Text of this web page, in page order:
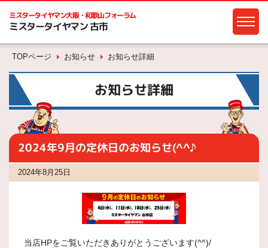
ミスタータイヤマン大阪・和歌山フォーラム
ミスタータイヤマン 古市
TOPページ お知らせ お知らせ詳細
お知らせ詳細
2024年9月の定休日のお知らせ(^^♪
2024年8月25日
当店HPをご覧いただきありがとうございます(^^)/